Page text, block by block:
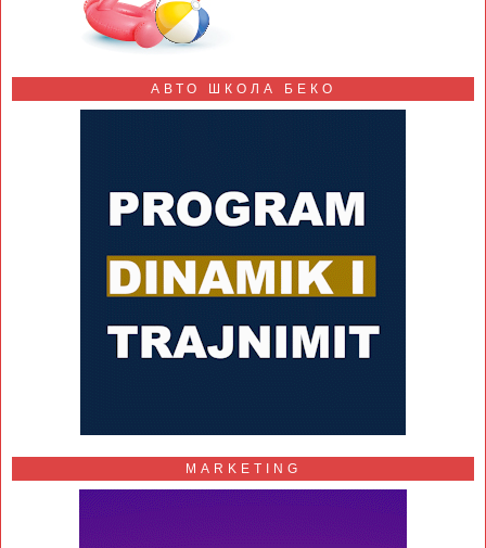
АВТО ШКОЛА БЕКО
MARKETING